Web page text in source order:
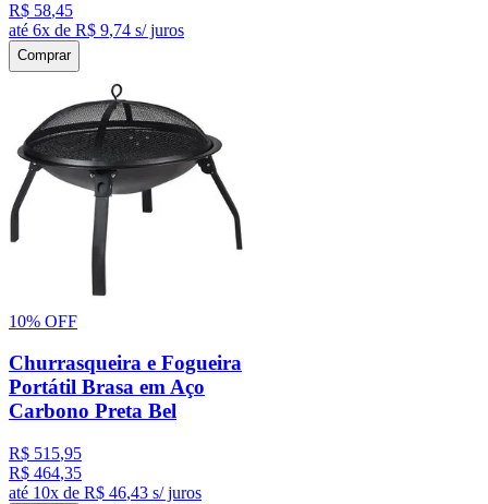
R$ 58,45
até 6x de R$ 9,74 s/ juros
Comprar
10% OFF
Churrasqueira e Fogueira
Portátil Brasa em Aço
Carbono Preta Bel
R$ 515,95
R$ 464,35
até 10x de R$ 46,43 s/ juros